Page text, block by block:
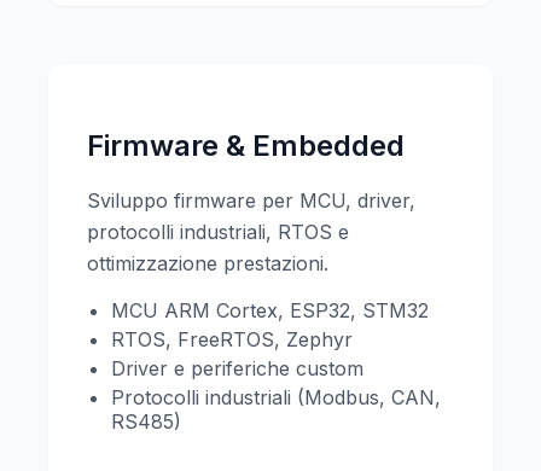
Firmware & Embedded
Sviluppo firmware per MCU, driver,
protocolli industriali, RTOS e
ottimizzazione prestazioni.
MCU ARM Cortex, ESP32, STM32
RTOS, FreeRTOS, Zephyr
Driver e periferiche custom
Protocolli industriali (Modbus, CAN,
RS485)